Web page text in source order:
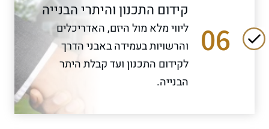
06
קידום התכנון והיתרי הבנייה
ליווי מלא מול היזם, האדריכלים
והרשויות בעמידה באבני הדרך
לקידום התכנון ועד קבלת היתר
הבנייה.